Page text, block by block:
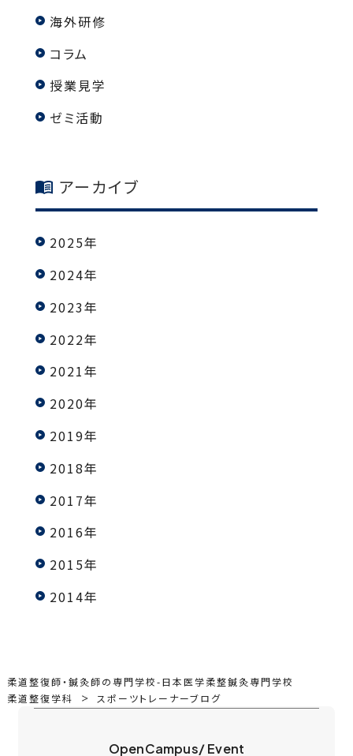
海外研修
コラム
授業見学
ゼミ活動
アーカイブ
2025年
2024年
2023年
2022年
2021年
2020年
2019年
2018年
2017年
2016年
2015年
2014年
柔道整復師・鍼灸師の専門学校-日本医学柔整鍼灸専門学校
柔道整復学科
スポーツトレーナーブログ
OpenCampus/ Event